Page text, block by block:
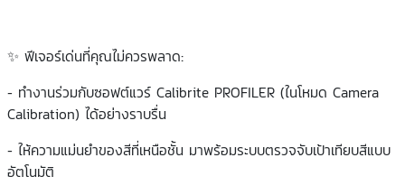
✨ ฟีเจอร์เด่นที่คุณไม่ควรพลาด:
- ทำงานร่วมกับซอฟต์แวร์ Calibrite PROFILER (ในโหมด Camera
Calibration) ได้อย่างราบรื่น
- ให้ความแม่นยำของสีที่เหนือชั้น มาพร้อมระบบตรวจจับเป้าเทียบสีแบบ
อัตโนมัติ